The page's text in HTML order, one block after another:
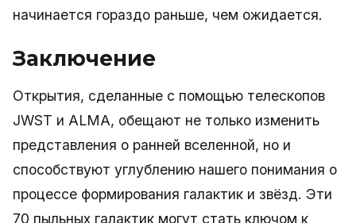
начинается гораздо раньше, чем ожидается.
Заключение
Открытия, сделанные с помощью телескопов
JWST и ALMA, обещают не только изменить
представления о ранней вселенной, но и
способствуют углублению нашего понимания о
процессе формирования галактик и звёзд. Эти
70 пыльных галактик могут стать ключом к